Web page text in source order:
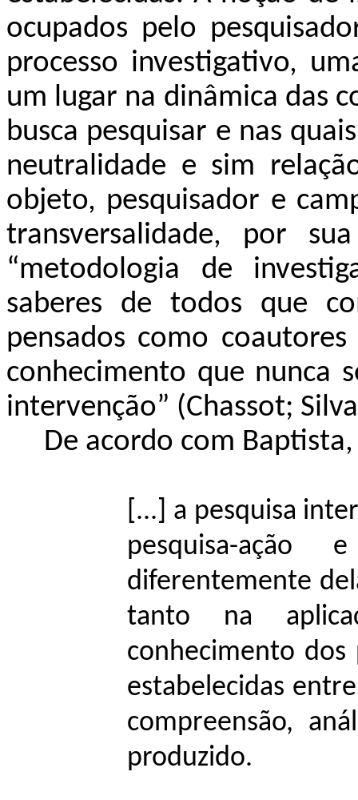
ocupados pelo
processo investigativo,
um lugar na dinâmica das
busca pesquisar e nas
neutralidade e sim
objeto, pesquisador e
transversalidade, por
“metodologia de
saberes de todos que
pensados como
conhecimento que nunca
intervenção” (Chassot;
De acordo com
[...] a pesquisa
pesquisa-ação
diferentemente
tanto na
conhecimento dos
estabelecidas
compreensão,
produzido.